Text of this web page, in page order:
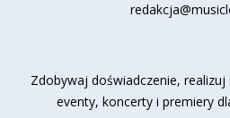
Zdobywaj doświadczenie,
eventy, koncerty i premiery